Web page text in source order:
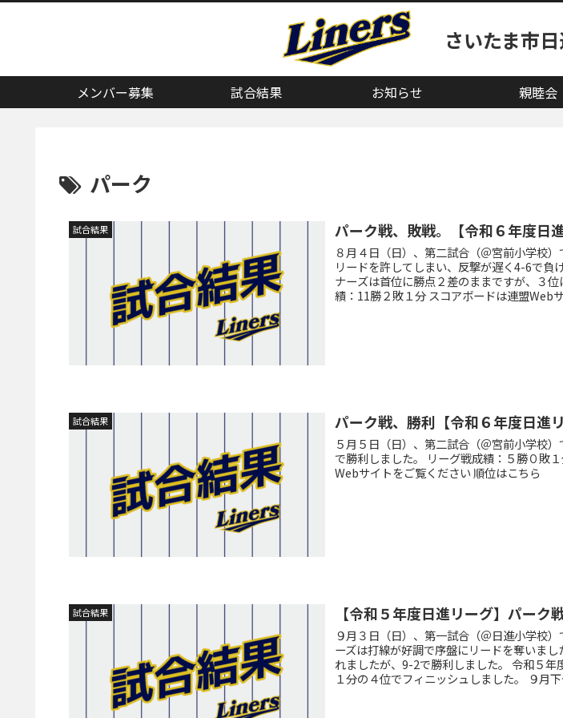
さいたま市
メンバー募集 試合結果 お知らせ 親睦会
パーク
試合結果 パーク戦、敗戦。【令和６年度日進
８月４日（日）、第二試合（＠宮前小学校
リードを許してしまい、反撃が遅く4-6で負
ナーズは首位に勝点２差のままですが、３
績：11勝２敗１分 スコアボードは連盟Web
試合結果 パーク戦、勝利【令和６年度日進リ
５月５日（日）、第二試合（＠宮前小学校
で勝利しました。 リーグ戦成績：５勝０敗
Webサイトをご覧ください 順位はこちら
試合結果 【令和５年度日進リーグ】パーク
９月３日（日）、第一試合（＠日進小学校
ーズは打線が好調で序盤にリードを奪いま
れましたが、9-2で勝利しました。 令和５年
１分の４位でフィニッシュしました。 ９月